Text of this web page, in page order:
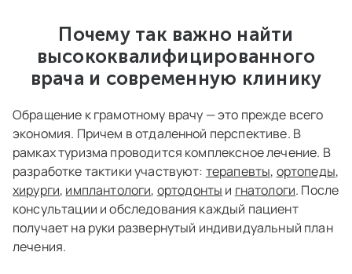
Почему так важно найти
высококвалифицированного
врача и современную клинику
Обращение к грамотному врачу — это прежде всего
экономия. Причем в отдаленной перспективе. В
рамках туризма проводится комплексное лечение. В
разработке тактики участвуют: терапевты, ортопеды,
хирурги, имплантологи, ортодонты и гнатологи. После
консультации и обследования каждый пациент
получает на руки развернутый индивидуальный план
лечения.